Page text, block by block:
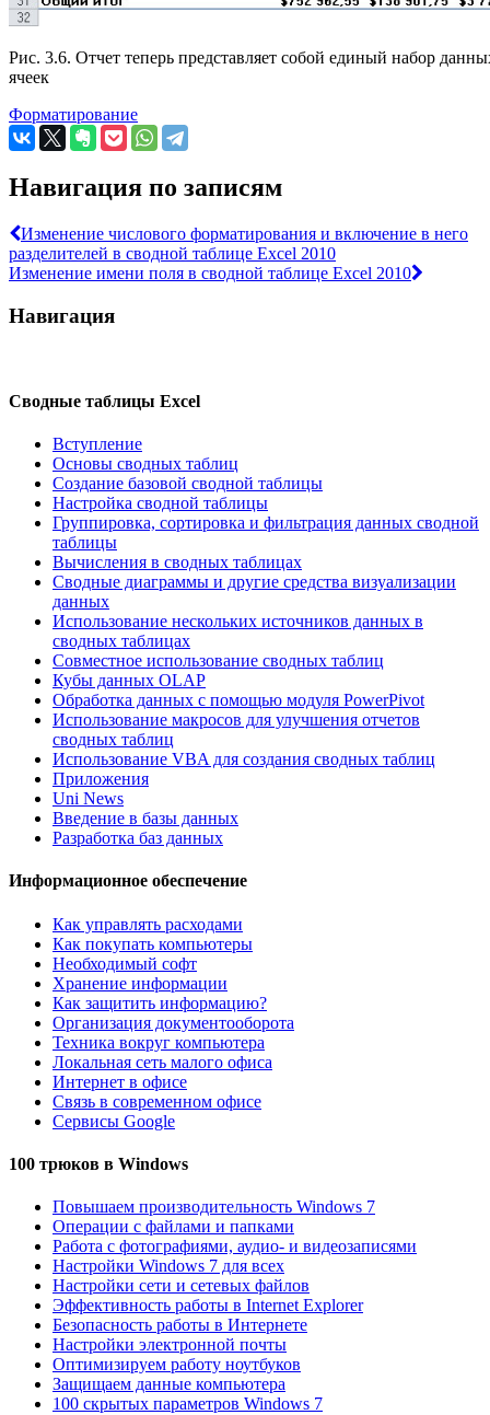
Рис. 3.6. Отчет теперь представляет собой единый набор
ячеек
Форматирование
Навигация по записям
Изменение числового форматирования и включение в него
разделителей в сводной таблице Excel 2010
Изменение имени поля в сводной таблице Excel 2010
Навигация
Сводные таблицы Excel
Вступление
Основы сводных таблиц
Создание базовой сводной таблицы
Настройка сводной таблицы
Группировка, сортировка и фильтрация данных сводной
таблицы
Вычисления в сводных таблицах
Сводные диаграммы и другие средства визуализации
данных
Использование нескольких источников данных в
сводных таблицах
Совместное использование сводных таблиц
Кубы данных OLAP
Обработка данных с помощью модуля PowerPivot
Использование макросов для улучшения отчетов
сводных таблиц
Использование VBA для создания сводных таблиц
Приложения
Uni News
Введение в базы данных
Разработка баз данных
Информационное обеспечение
Как управлять расходами
Как покупать компьютеры
Необходимый софт
Хранение информации
Как защитить информацию?
Организация документооборота
Техника вокруг компьютера
Локальная сеть малого офиса
Интернет в офисе
Связь в современном офисе
Сервисы Google
100 трюков в Windows
Повышаем производительность Windows 7
Операции с файлами и папками
Работа с фотографиями, аудио- и видеозаписями
Настройки Windows 7 для всех
Настройки сети и сетевых файлов
Эффективность работы в Internet Explorer
Безопасность работы в Интернете
Настройки электронной почты
Оптимизируем работу ноутбуков
Защищаем данные компьютера
100 скрытых параметров Windows 7